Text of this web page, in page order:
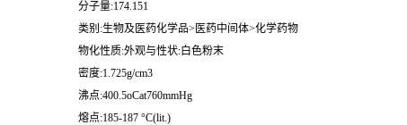
分子量:174.151
类别:生物及医药化学品>医药中间体>化学药物
物化性质:外观与性状:白色粉末
密度:1.725g/cm3
沸点:400.5oCat760mmHg
熔点:185-187 °C(lit.)